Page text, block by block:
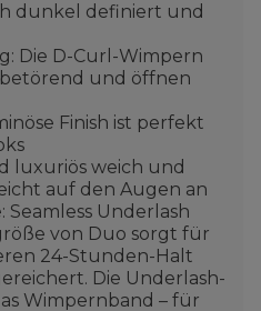
dunkel definiert und
Die D-Curl-Wimpern
und öffnen
Finish ist perfekt
luxuriös weich und
auf den Augen an
Underlash
von Duo sorgt für
24-Stunden-Halt
Die Underlash-
Wimpernband – für